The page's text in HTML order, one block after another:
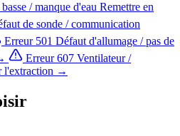
/ manque d'eau Remettre en
de sonde / communication
Erreur 501 Défaut d'allumage / pas de
Erreur 607 Ventilateur /
l'extraction →